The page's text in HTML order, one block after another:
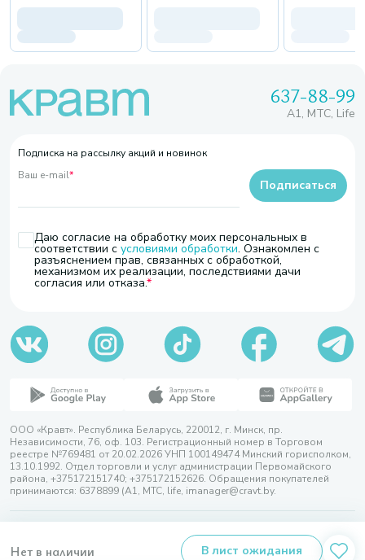
Нет в наличии В лист ожидания
637-88-99
A1, МТС, Life
Подписка на рассылку акций и новинок
Ваш e-mail*
Даю согласие на обработку моих персональных в
соответствии с условиями обработки. Ознакомлен с
разъяснением прав, связанных с обработкой,
механизмом их реализации, последствиями дачи
согласия или отказа.
Подписаться
ООО «Кравт». Республика Беларусь, 220012, г. Минск, пр.
Независимости, 76, оф. 103. Регистрационный номер в Торговом
реестре №769481 от 20.02.2026 УНП 100149474 Минский горисполком,
13.10.1992. Отдел торговли и услуг администрации Первомайского
района, +375172151740; +375172152626. Обращения покупателей
принимаются: 6378899 (А1, МТС, life, imanager@cravt.by.
Разработка сайта — SLAM